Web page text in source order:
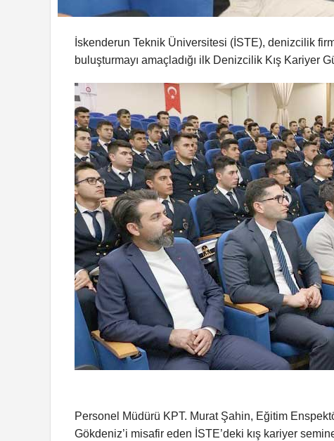
İskenderun Teknik Üniversitesi (İSTE), denizcilik
buluşturmayı amaçladığı ilk Denizcilik Kış Kariyer
Personel Müdürü KPT. Murat Şahin, Eğitim
Gökdeniz’i misafir eden İSTE’deki kış kariyer